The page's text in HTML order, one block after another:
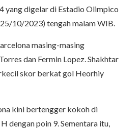
yang digelar di Estadio Olimpico
10/2023) tengah malam WIB.
masing-masing
dan Fermin Lopez. Shakhtar
skor berkat gol Heorhiy
kini bertengger kokoh di
dengan poin 9. Sementara itu,